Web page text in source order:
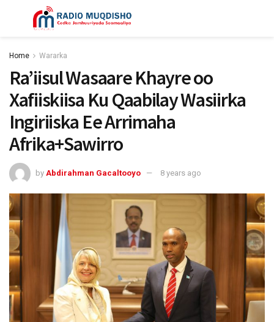
Home Wararka
Ra’iisul Wasaare Khayre oo
Xafiiskiisa Ku Qaabilay Wasiirka
Ingiriiska Ee Arrimaha
Afrika+Sawirro
by Abdirahman Gacaltooyo 8 years ago